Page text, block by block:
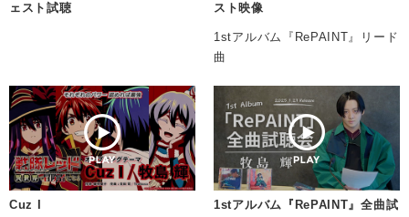
ェスト試聴
スト映像
1stアルバム『RePAINT』リード
曲
Cuz I
1stアルバム『RePAINT』全曲試